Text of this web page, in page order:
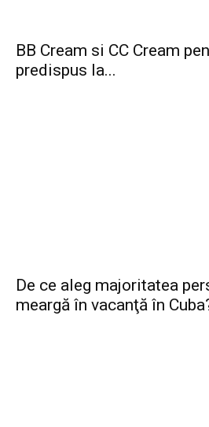
BB Cream si CC Cream
predispus la...
De ce aleg majoritatea
meargă în vacanţă în